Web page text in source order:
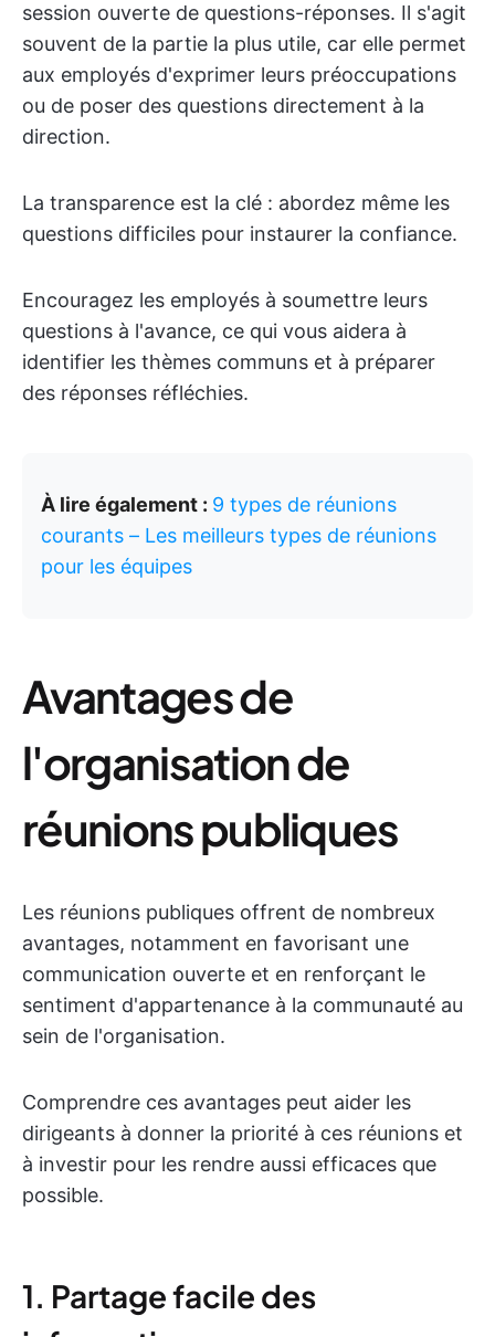
session ouverte de questions-réponses. Il s'agit
souvent de la partie la plus utile, car elle permet
aux employés d'exprimer leurs préoccupations
ou de poser des questions directement à la
direction.
La transparence est la clé : abordez même les
questions difficiles pour instaurer la confiance.
Encouragez les employés à soumettre leurs
questions à l'avance, ce qui vous aidera à
identifier les thèmes communs et à préparer
des réponses réfléchies.
À lire également : 9 types de réunions
courants – Les meilleurs types de réunions
pour les équipes
Avantages de
l'organisation de
réunions publiques
Les réunions publiques offrent de nombreux
avantages, notamment en favorisant une
communication ouverte et en renforçant le
sentiment d'appartenance à la communauté au
sein de l'organisation.
Comprendre ces avantages peut aider les
dirigeants à donner la priorité à ces réunions et
à investir pour les rendre aussi efficaces que
possible.
1. Partage facile des